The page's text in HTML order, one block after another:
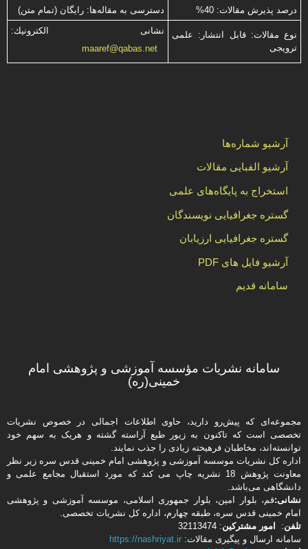
درصد پذیرش مقالات: 40% دسترسی به مقاله‌ها: رایگان (تمام متن)
نوع مقالات: قابل انتشار: علمی
ترویجی
نشانی الكترونیك:
maaref@qabas.net
آرشیو شماره‌ها
آرشیو الفبایی مقالات
استخراج به پایگاه‌های علمی
گستره جغرافیایی نویسندگان
گستره جغرافیایی ارزیابان
آرشیو فایل های PDF
سامانه قدیم
سامانه نشریات مؤسسه آموزشی و پژوهشی امام
خمینی(ره)
مجموعه‌ای که پیش‌رو دارید،‌ حاوی اطلاعات اجمالی در خصوص نشریات
تخصصی است که تاکنون به زیور طبع آراسته گشته و هریک به سهم خود
توانسته‌اند، مخاطبان فرهیخته‌ زیادی را جذب نمایند.
اداره كل نشریات موسسه آموزشی و پژوهشی امام خمینی قدس سره زیر نظر
معاونت پژوهش 18 نشریه چاپ می کند که مورد استقبال مجامع علمی و
دانشگاهی می‌باشد.
نشانی:قم، بلوار امین، بلوار جمهوری اسلامی، موسسه آموزشی و پژوهشی
امام خمینی قدس سره، طبقه چهارم، اداره كل نشریات تخصصی.
تلفن: امور مشتركین: 32113474
سامانه ارسال و پیگیری مقالات: https://nashriyat.ir